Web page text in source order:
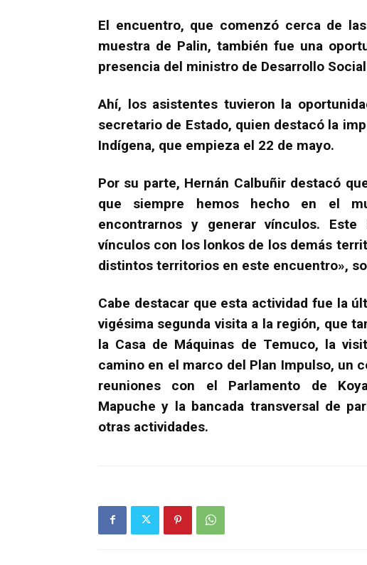
El encuentro, que comenzó cerca de
muestra de Palin, también fue una
presencia del ministro de Desarrollo
Ahí, los asistentes tuvieron la
secretario de Estado, quien destacó la
Indígena, que empieza el 22 de mayo.
Por su parte, Hernán Calbuñir destacó
que siempre hemos hecho en el
encontrarnos y generar vínculos.
vínculos con los lonkos de los demás
distintos territorios en este encuentro»,
Cabe destacar que esta actividad fue la
vigésima segunda visita a la región, que
la Casa de Máquinas de Temuco, la
camino en el marco del Plan Impulso, un
reuniones con el Parlamento de
Mapuche y la bancada transversal de
otras actividades.